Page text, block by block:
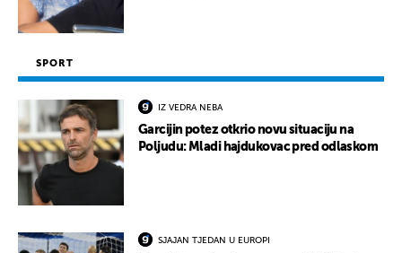
SPORT
IZ VEDRA NEBA
Garcijin potez otkrio novu situaciju na
Poljudu: Mladi hajdukovac pred odlaskom
SJAJAN TJEDAN U EUROPI